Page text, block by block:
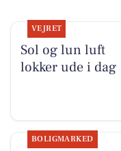
VEJRET
Sol og lun luft
lokker ude i dag
BOLIGMARKED